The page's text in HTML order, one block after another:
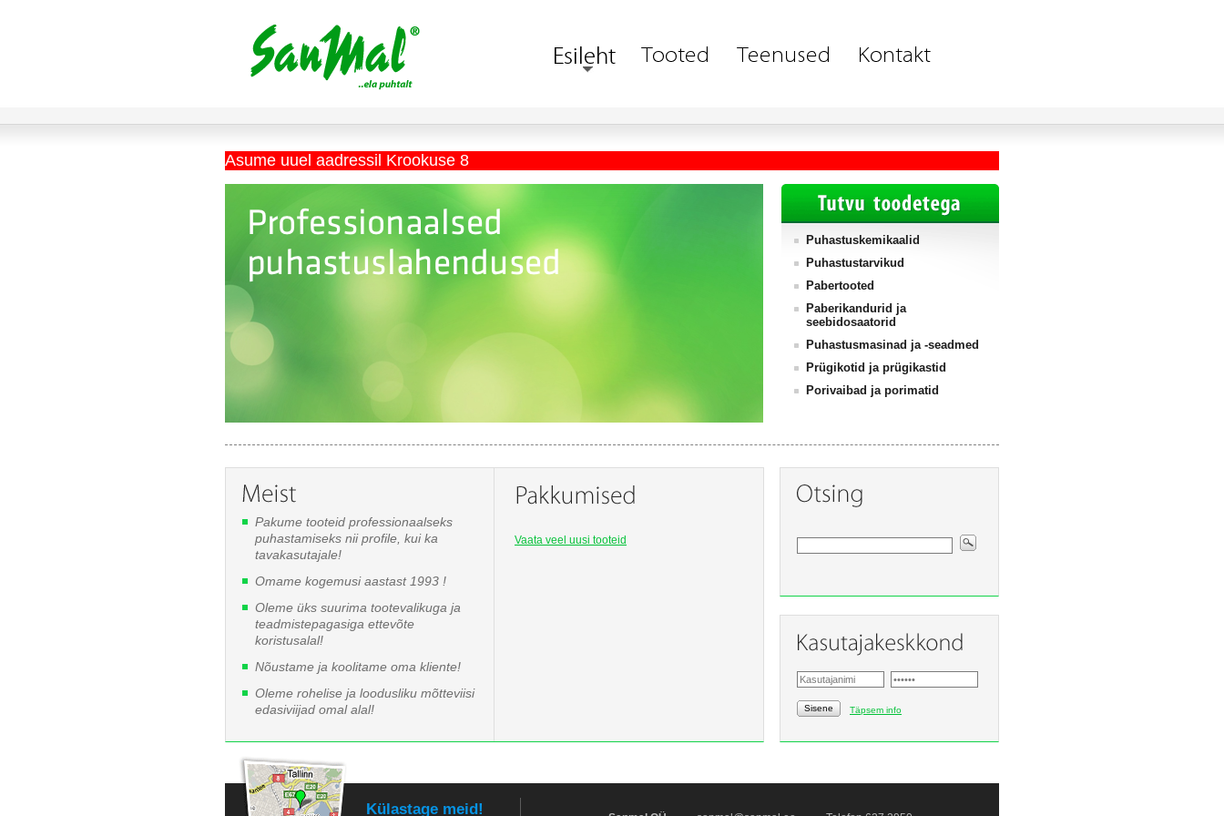
Asume uuel aadressil Krookuse 8
Puhastuskemikaalid
Puhastustarvikud
Pabertooted
Paberikandurid ja
seebidosaatorid
Puhastusmasinad ja -seadmed
Prügikotid ja prügikastid
Porivaibad ja porimatid
Sisene Täpsem info
Vaata veel uusi tooteid
Pakume tooteid professionaalseks
puhastamiseks nii profile, kui ka
tavakasutajale!
Omame kogemusi aastast 1993 !
Oleme üks suurima tootevalikuga ja
teadmistepagasiga ettevõte
koristusalal!
Nõustame ja koolitame oma kliente!
Oleme rohelise ja loodusliku mõtteviisi
edasiviijad omal alal!
Külastage meid!